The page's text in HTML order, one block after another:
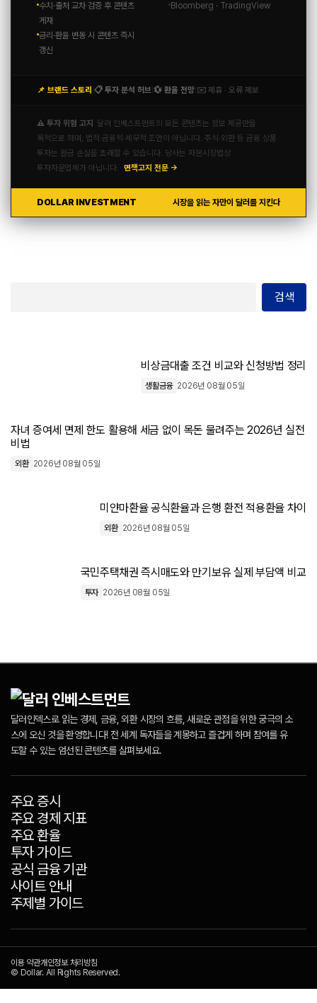
수치·출처 교차 검증 후 콘텐츠
게재
금리·환율 변동 시 콘텐츠 즉시
갱신
Bloomberg · TradingView
📌 브랜드 스토리 📋 투자 분석 허브 💱 환율 전망 ✉️ 제휴 · 오류 제보
⚠️ 투자 위험 고지
달러 인베스트먼트의 모든 콘텐츠는 정보 제공만을
목적으로 하며, 법적·금융적·세무적 조언이 아닙니다. 주식·외환 등 금융 상품
투자는 원금 손실을 초래할 수 있습니다. 당사는 자본시장법상
투자자문업체가 아닙니다. 면책고지 전문 →
DOLLAR INVESTMENT 시장을 읽는 자만이 달러를 지킨다
검색
비상금대출 조건 비교와 신청방법 정리
생활금융 2026년 08월 05일
자녀 증여세 면제 한도 활용해 세금 없이 목돈 물려주는 2026년 실전
비법
외환 2026년 08월 05일
미얀마환율 공식환율과 은행 환전 적용환율 차이
외환 2026년 08월 05일
국민주택채권 즉시매도와 만기보유 실제 부담액 비교
투자 2026년 08월 05일
달러인덱스로 읽는 경제, 금융, 외환 시장의 흐름, 새로운 관점을 위한 궁극의 소
스에 오신 것을 환영합니다! 전 세계 독자들을 계몽하고 즐겁게 하며 참여를 유
도할 수 있는 엄선된 콘텐츠를 살펴보세요.
주요 증시
주요 경제 지표
주요 환율
투자 가이드
공식 금융 기관
사이트 안내
주제별 가이드
이용 약관개인정보 처리방침
© Dollar. All Rights Reserved.